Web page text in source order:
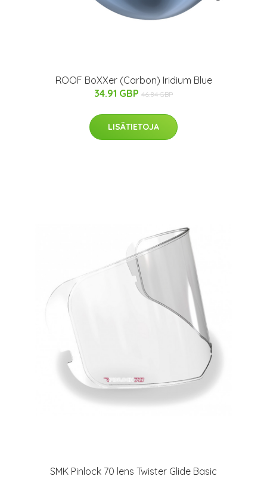
ROOF BoXXer (Carbon) Iridium Blue
34.91 GBP 46.84 GBP
LISÄTIETOJA
SMK Pinlock 70 lens Twister Glide Basic